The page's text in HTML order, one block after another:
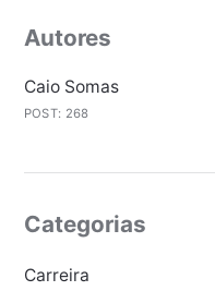
Autores
Caio Somas
POST: 268
Categorias
Carreira